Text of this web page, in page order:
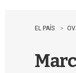
EL PAÍS